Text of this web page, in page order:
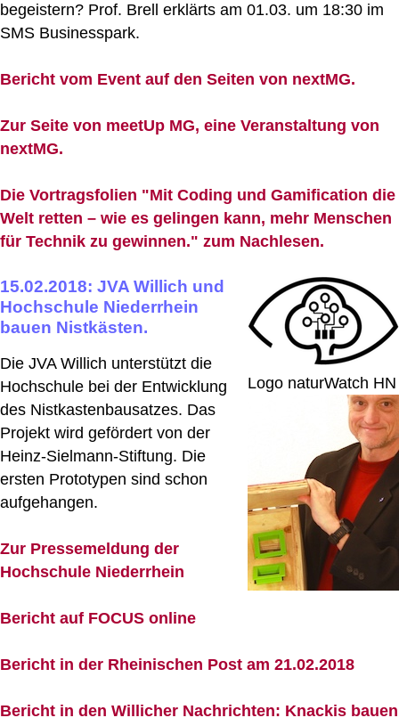
begeistern? Prof. Brell erklärts am 01.03. um 18:30 im
SMS Businesspark.
Bericht vom Event auf den Seiten von nextMG.
Zur Seite von meetUp MG, eine Veranstaltung von
nextMG.
Die Vortragsfolien "Mit Coding und Gamification die
Welt retten – wie es gelingen kann, mehr Menschen
für Technik zu gewinnen." zum Nachlesen.
Logo naturWatch HN
15.02.2018: JVA Willich und
Hochschule Niederrhein
bauen Nistkästen.
Die JVA Willich unterstützt die
Hochschule bei der Entwicklung
des Nistkastenbausatzes. Das
Projekt wird gefördert von der
Heinz-Sielmann-Stiftung. Die
ersten Prototypen sind schon
aufgehangen.
Zur Pressemeldung der
Hochschule Niederrhein
Bericht auf FOCUS online
Bericht in der Rheinischen Post am 21.02.2018
Bericht in den Willicher Nachrichten: Knackis bauen